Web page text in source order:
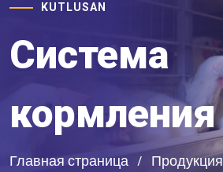
KUTLUSAN
Система
кормления
Главная страница
Продукция